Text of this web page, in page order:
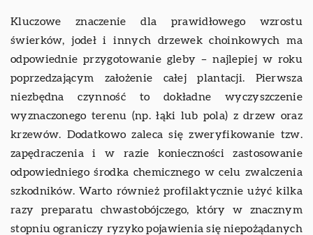
Kluczowe znaczenie dla prawidłowego wzrostu
świerków, jodeł i innych drzewek choinkowych ma
odpowiednie przygotowanie gleby – najlepiej w roku
poprzedzającym założenie całej plantacji. Pierwsza
niezbędna czynność to dokładne wyczyszczenie
wyznaczonego terenu (np. łąki lub pola) z drzew oraz
krzewów. Dodatkowo zaleca się zweryfikowanie tzw.
zapędraczenia i w razie konieczności zastosowanie
odpowiedniego środka chemicznego w celu zwalczenia
szkodników. Warto również profilaktycznie użyć kilka
razy preparatu chwastobójczego, który w znacznym
stopniu ograniczy ryzyko pojawienia się niepożądanych